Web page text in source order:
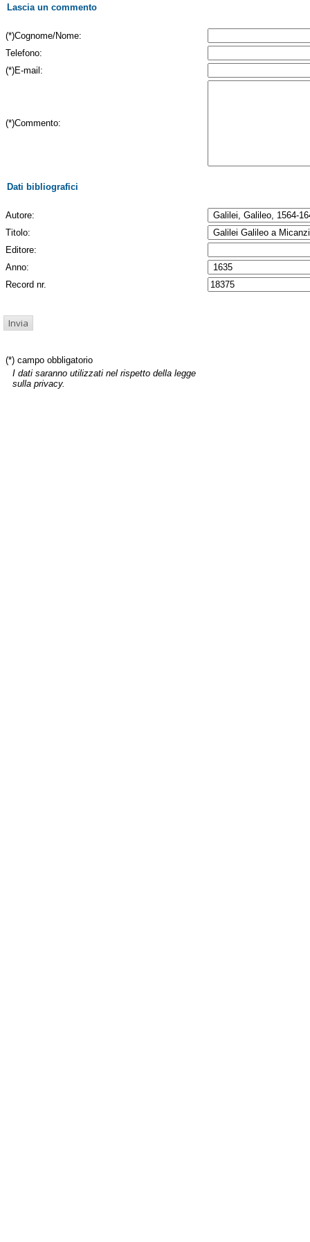
Lascia un commento
(*)Cognome/Nome:
Telefono:
(*)E-mail:
(*)Commento:
Dati bibliografici
Autore:
Titolo:
Editore:
Anno:
Record nr.
(*) campo obbligatorio
I dati saranno utilizzati nel rispetto della legge
sulla privacy.